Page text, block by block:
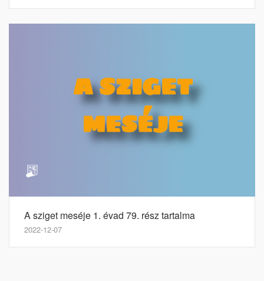
A sziget meséje 1. évad 79. rész tartalma
2022-12-07